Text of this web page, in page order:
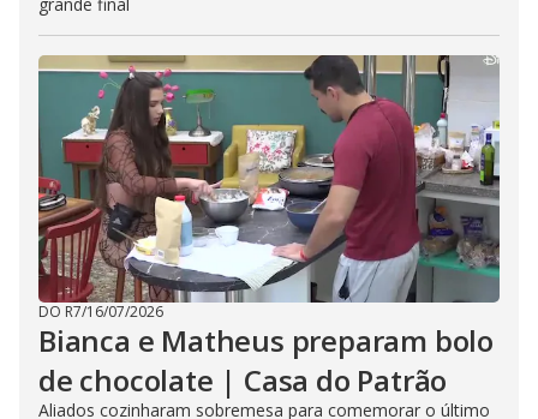
DO R7/16/07/2026
Bianca e Matheus preparam bolo
de chocolate | Casa do Patrão
Aliados cozinharam sobremesa para comemorar o último